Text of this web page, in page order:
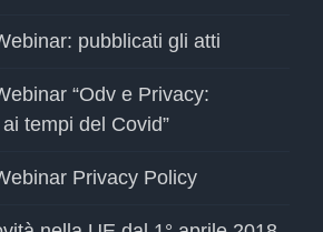
pubblicati gli atti
“Odv e Privacy:
tempi del Covid”
Privacy Policy